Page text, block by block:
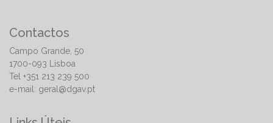
Contactos
Campo Grande, 50
1700-093 Lisboa
Tel +351 213 239 500
e-mail: geral@dgav.pt